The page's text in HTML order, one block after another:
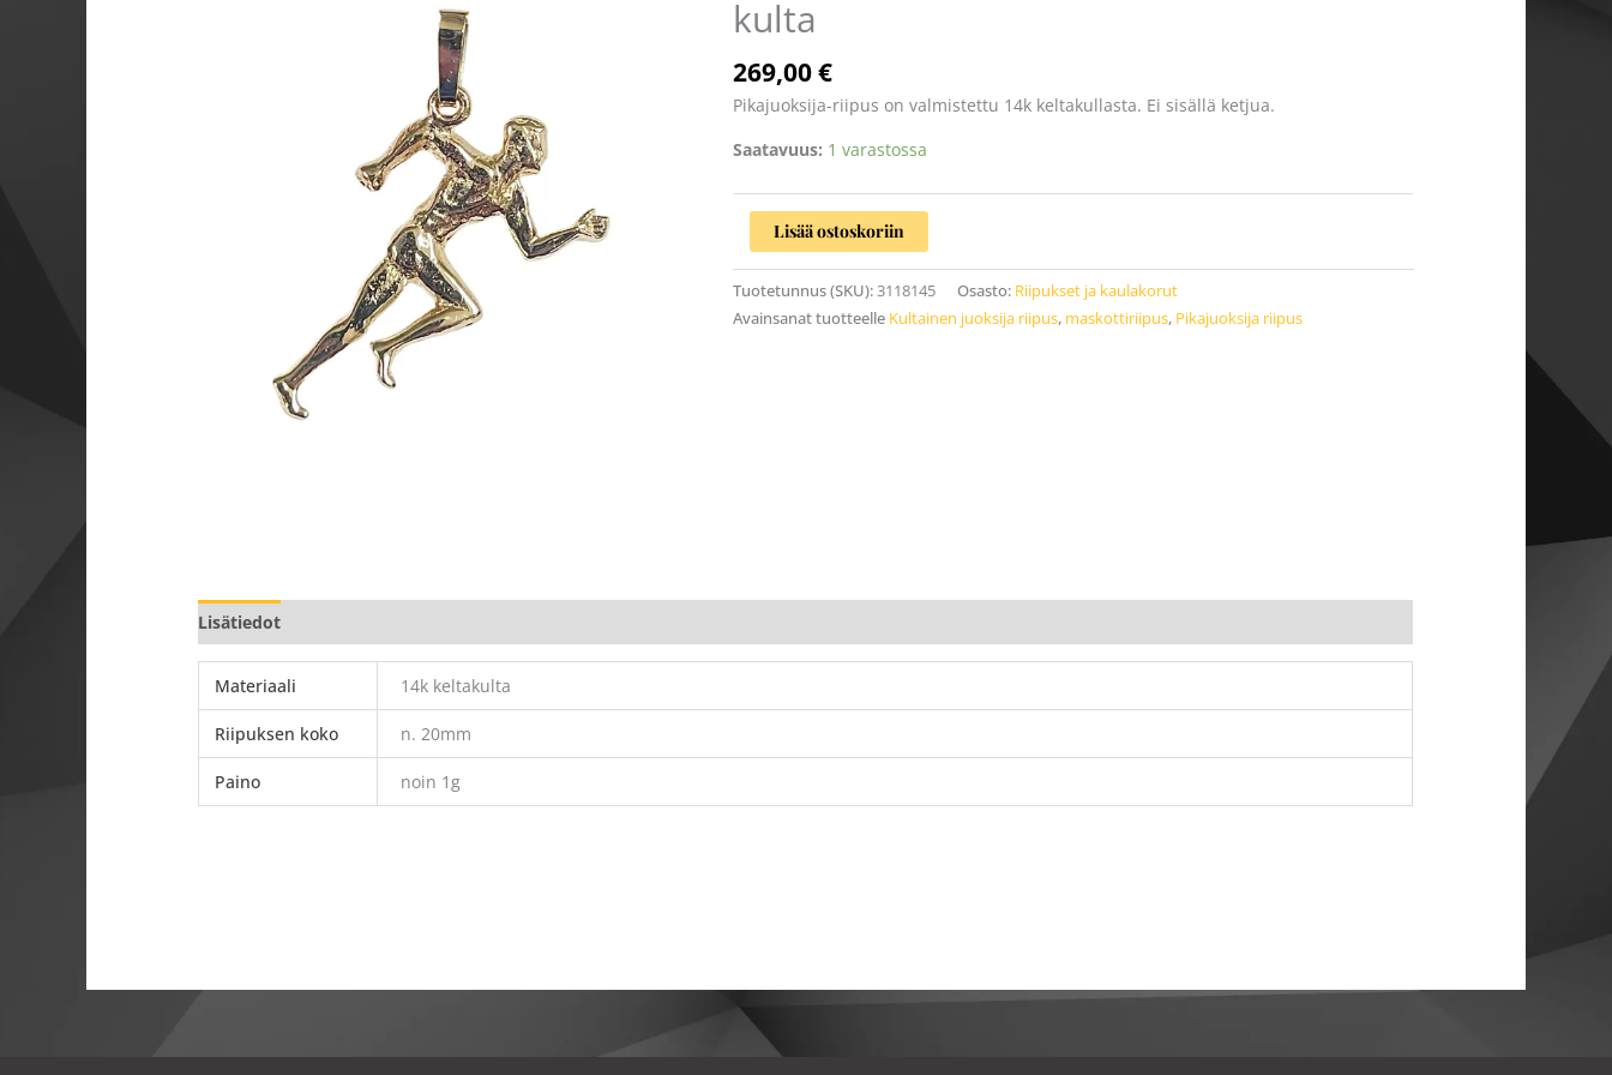
kulta
269,00€
Pikajuoksija-riipus on valmistettu 14k keltakullasta. Ei sisällä ketjua.
Saatavuus: 1 varastossa
kulta
määrä
Lisää ostoskoriin
Tuotetunnus (SKU):3118145 Osasto: Riipukset ja kaulakorut
Avainsanat tuotteelle Kultainen juoksija riipus, maskottiriipus, Pikajuoksija riipus
Lisätiedot
Materiaali 14k keltakulta
Riipuksen koko n. 20mm
Paino noin 1g